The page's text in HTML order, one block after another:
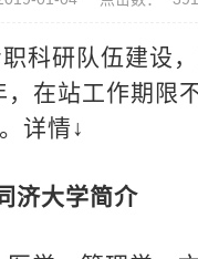
科研队伍建设
，在站工作期限
详情↓
济大学简介